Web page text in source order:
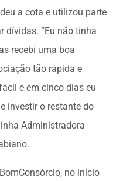
a cota e utilizou parte
dívidas. “Eu não tinha
recebi uma boa
tão rápida e
e em cinco dias eu
investir o restante do
Administradora
no início